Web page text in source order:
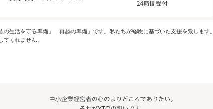
生活を守る準備」「再起の準備」です。私たちが経験に基づいた支援を致します。
くれません。